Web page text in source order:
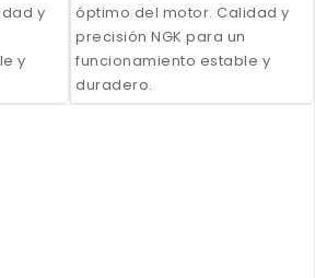
y
y
óptimo del motor. Calidad y
precisión NGK para un
funcionamiento estable y
duradero.